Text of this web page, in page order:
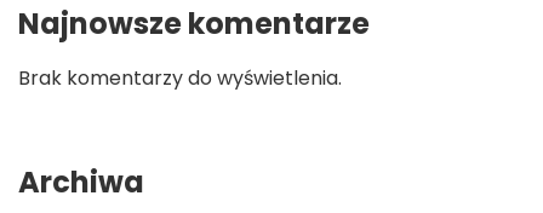
Najnowsze komentarze
Brak komentarzy do wyświetlenia.
Archiwa